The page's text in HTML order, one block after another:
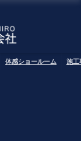
体感ショールーム 施工